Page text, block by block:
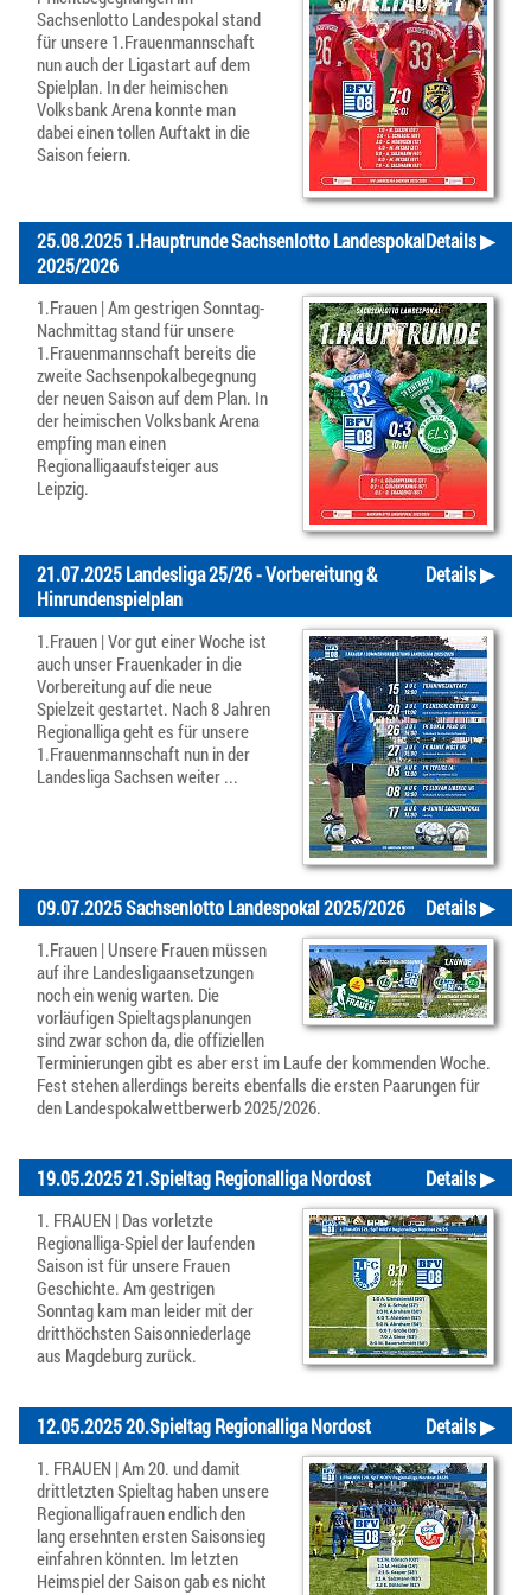
Sachsenlotto Landespokal stand
für unsere 1.Frauenmannschaft
nun auch der Ligastart auf dem
Spielplan. In der heimischen
Volksbank Arena konnte man
dabei einen tollen Auftakt in die
Saison feiern.
Details ▶
25.08.2025 1.Hauptrunde Sachsenlotto Landespokal
2025/2026
1.Frauen | Am gestrigen Sonntag-
Nachmittag stand für unsere
1.Frauenmannschaft bereits die
zweite Sachsenpokalbegegnung
der neuen Saison auf dem Plan. In
der heimischen Volksbank Arena
empfing man einen
Regionalligaaufsteiger aus
Leipzig.
Details ▶
21.07.2025 Landesliga 25/26 - Vorbereitung &
Hinrundenspielplan
1.Frauen | Vor gut einer Woche ist
auch unser Frauenkader in die
Vorbereitung auf die neue
Spielzeit gestartet. Nach 8 Jahren
Regionalliga geht es für unsere
1.Frauenmannschaft nun in der
Landesliga Sachsen weiter ...
Details ▶
09.07.2025 Sachsenlotto Landespokal 2025/2026
1.Frauen | Unsere Frauen müssen
auf ihre Landesligaansetzungen
noch ein wenig warten. Die
vorläufigen Spieltagsplanungen
sind zwar schon da, die offiziellen
Terminierungen gibt es aber erst im Laufe der kommenden Woche.
Fest stehen allerdings bereits ebenfalls die ersten Paarungen für
den Landespokalwettberwerb 2025/2026.
Details ▶
19.05.2025 21.Spieltag Regionalliga Nordost
1. FRAUEN | Das vorletzte
Regionalliga-Spiel der laufenden
Saison ist für unsere Frauen
Geschichte. Am gestrigen
Sonntag kam man leider mit der
dritthöchsten Saisonniederlage
aus Magdeburg zurück.
Details ▶
12.05.2025 20.Spieltag Regionalliga Nordost
1. FRAUEN | Am 20. und damit
drittletzten Spieltag haben unsere
Regionalligafrauen endlich den
lang ersehnten ersten Saisonsieg
einfahren könnten. Im letzten
Heimspiel der Saison gab es nicht